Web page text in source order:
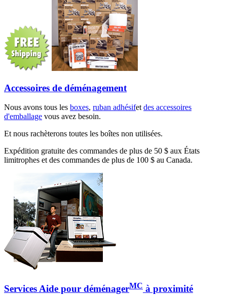
Accessoires de déménagement
Nous avons tous les boxes, ruban adhésifetdes accessoires
d'emballage vous avez besoin.
Et nous rachèterons toutes les boîtes non utilisées.
Expédition gratuite des commandes de plus de 50 $ aux États
limitrophes et des commandes de plus de 100 $ au Canada.
Services Aide pour déménagerMC à proximité